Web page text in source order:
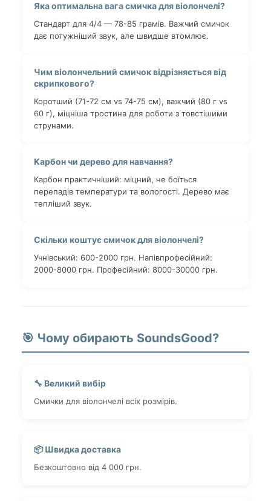
Яка оптимальна вага смичка для віолончелі?
Стандарт для 4/4 — 78-85 грамів. Важчий смичок
дає потужніший звук, але швидше втомлює.
Чим віолончельний смичок відрізняється від
скрипкового?
Коротший (71-72 см vs 74-75 см), важчий (80 г vs
60 г), міцніша тростина для роботи з товстішими
струнами.
Карбон чи дерево для навчання?
Карбон практичніший: міцний, не боїться
перепадів температури та вологості. Дерево має
тепліший звук.
Скільки коштує смичок для віолончелі?
Учнівський: 600-2000 грн. Напівпрофесійний:
2000-8000 грн. Професійний: 8000-30000 грн.
🎯 Чому обирають SoundsGood?
🔧 Великий вибір
Смички для віолончелі всіх розмірів.
📦 Швидка доставка
Безкоштовно від 4 000 грн.